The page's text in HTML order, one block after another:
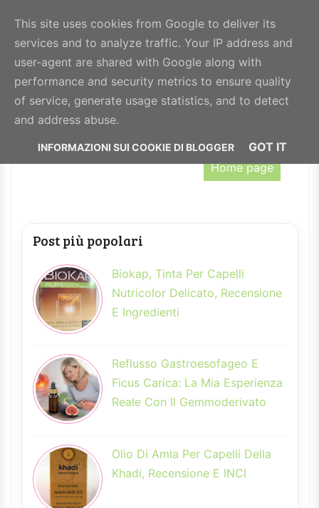
BeautyHealthy
MENU
Nessun post con l'etichettafocus sull'azienda.
Mostra tutti i post
Home page
Post più popolari
Biokap, Tinta Per Capelli
Nutricolor Delicato, Recensione
E Ingredienti
Reflusso Gastroesofageo E
Ficus Carica: La Mia Esperienza
Reale Con Il Gemmoderivato
Olio Di Amla Per Capelli Della
Khadi, Recensione E INCI
This site uses cookies from Google to deliver its
services and to analyze traffic. Your IP address and
user-agent are shared with Google along with
performance and security metrics to ensure quality
of service, generate usage statistics, and to detect
and address abuse.
GOT IT